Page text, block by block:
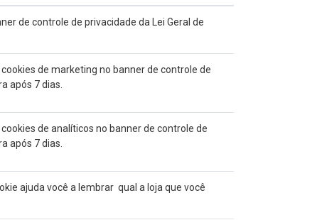
de controle de privacidade da Lei Geral de
de marketing no banner de controle de
após 7 dias.
de analíticos no banner de controle de
após 7 dias.
ajuda você a lembrar qual a loja que você